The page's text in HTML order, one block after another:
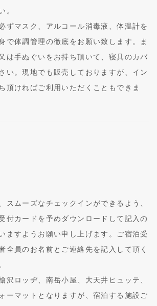
。
ずマスク、アルコール消毒液、体温計を
で体調管理の徹底をお願い致します。ま
は手ぬぐいをお持ち頂いて、寝具のカバ
い。現地でも販売しておりますが、イン
頂ければご利用いただくこともできま
スムーズなチェックインができるよう、
付カードを予めダウンロードして記入の
ますようお願い申し上げます。ご宿泊受
全員のお名前とご連絡先を記入して頂く
沢ロッヂ、南岳小屋、大天井ヒュッテ、
ーマットとなりますが、宿泊する施設ご